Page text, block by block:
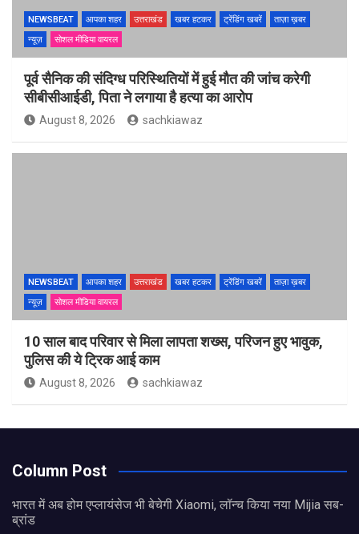
NEWSBEAT आपका शहर उत्तराखंड खबर हटकर ट्रेंडिंग खबरें
ताज़ा ख़बर
न्यूज़
सोशल मीडिया वायरल
पूर्व सैनिक की संदिग्ध परिस्थितियों में हुई मौत की जांच करेगी
सीबीसीआईडी, पिता ने लगाया है हत्या का आरोप
August 8, 2026 sachkiawaz
NEWSBEAT आपका शहर उत्तराखंड खबर हटकर ट्रेंडिंग खबरें
ताज़ा ख़बर
न्यूज़
सोशल मीडिया वायरल
10 साल बाद परिवार से मिला लापता शख्स, परिजन हुए भावुक,
पुलिस की ये ट्रिक आई काम
August 8, 2026 sachkiawaz
Column Post
भारत में अब होम एप्लायंसेज भी बेचेगी Xiaomi, लॉन्च किया नया Mijia सब-
ब्रांड